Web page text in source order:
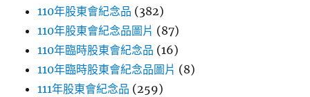
110年股東會紀念品 (382)
110年股東會紀念品圖片 (87)
110年臨時股東會紀念品 (16)
110年臨時股東會紀念品圖片 (8)
111年股東會紀念品 (259)